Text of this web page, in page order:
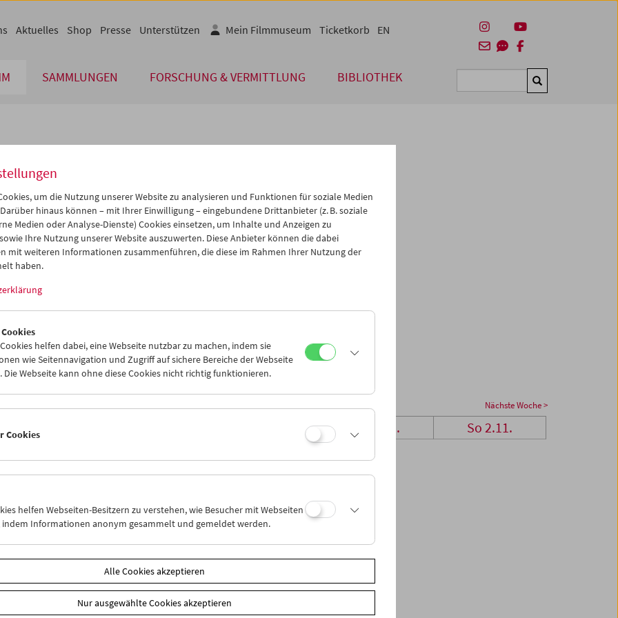
SAMMLUNGEN FORSCHUNG & VERMITTLUNG BIBLIOTHEK Suchen
Aktuelles Shop Presse Unterstützen Mein Filmmuseum Ticketkorb EN
Okt 2014 >>
Mi Do Fr Sa So
01 02 03 04
05
08 09 10 11
12
15 16
22 23
05
iCalender
Programmheft-PDF
English language or subtitles
Nächste Woche >
Mi 29.10. Sa 1.11. So 2.11.
um die Nutzung unserer Website zu analysieren und Funktionen für soziale Medien
hinaus können – mit Ihrer Einwilligung – eingebundene Drittanbieter (z. B. soziale
Medien oder Analyse-Dienste) Cookies einsetzen, um Inhalte und Anzeigen zu
Ihre Nutzung unserer Website auszuwerten. Diese Anbieter können die dabei
mit weiteren Informationen zusammenführen, die diese im Rahmen Ihrer Nutzung der
haben.
helfen dabei, eine Webseite nutzbar zu machen, indem sie
wie Seitennavigation und Zugriff auf sichere Bereiche der Webseite
Die Webseite kann ohne diese Cookies nicht richtig funktionieren.
Cookies
helfen Webseiten-Besitzern zu verstehen, wie Besucher mit Webseiten
indem Informationen anonym gesammelt und gemeldet werden.
Alle Cookies akzeptieren
Nur ausgewählte Cookies akzeptieren